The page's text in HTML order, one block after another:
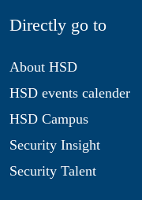
Directly go to
About HSD
HSD events calender
HSD Campus
Security Insight
Security Talent